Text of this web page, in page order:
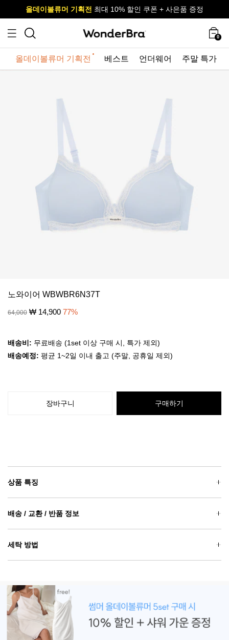
사이즈 무료 교환 서비스
올데이볼류머 기획전 최대 10% 할인 쿠폰 + 사은품 증정
사이즈 무료 교환 서비스
올데이볼류머 기획전
0
올데이볼류머 기획전 베스트 언더웨어 주말 특가
노와이어 WBWBR6N37T
64,000 ₩ 14,900 77%
배송비: 무료배송 (1set 이상 구매 시, 특가 제외)
배송예정: 평균 1~2일 이내 출고 (주말, 공휴일 제외)
장바구니 구매하기
상품 특징
배송 / 교환 / 반품 정보
세탁 방법